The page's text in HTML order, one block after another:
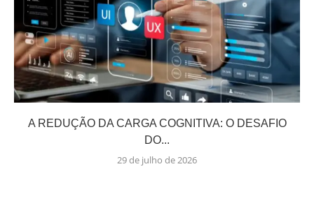
A REDUÇÃO DA CARGA COGNITIVA: O DESAFIO
DO...
29 de julho de 2026